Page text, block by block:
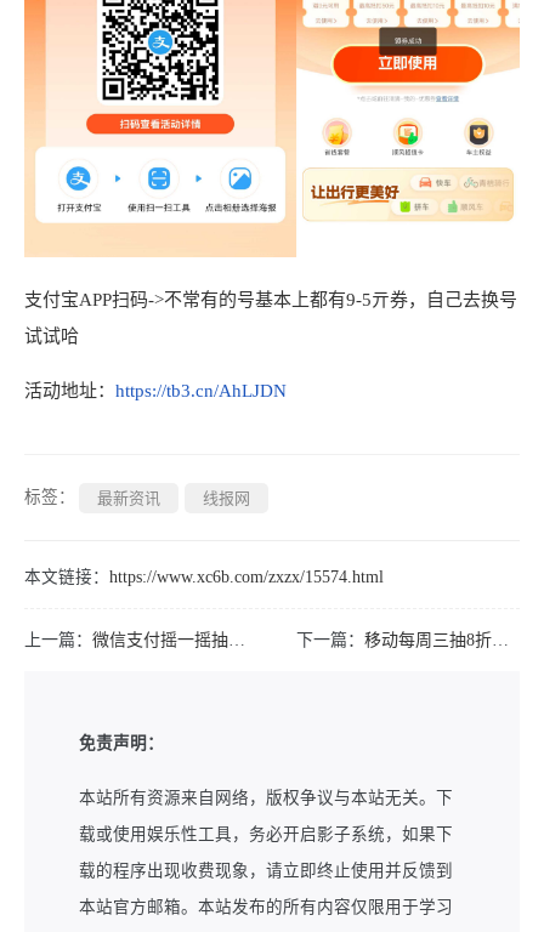
支付宝APP扫码->不常有的号基本上都有9-5亓券，自己去换号
试试哈
活动地址： https://tb3.cn/AhLJDN
标签： 最新资讯 线报网
本文链接： https://www.xc6b.com/zxzx/15574.html
上一篇： 微信支付摇一摇抽立减或会员 下一篇：移动每周三抽8折话费充值券
免责声明：
本站所有资源来自网络，版权争议与本站无关。下
载或使用娱乐性工具，务必开启影子系统，如果下
载的程序出现收费现象，请立即终止使用并反馈到
本站官方邮箱。本站发布的所有内容仅限用于学习